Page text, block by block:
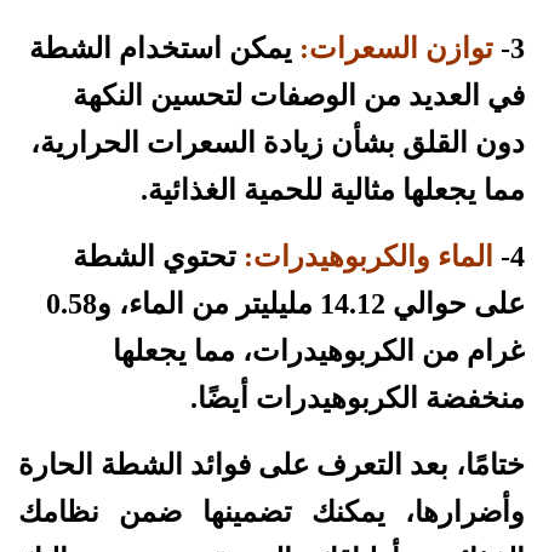
3- توازن السعرات: يمكن استخدام الشطة
في العديد من الوصفات لتحسين النكهة
دون القلق بشأن زيادة السعرات الحرارية،
مما يجعلها مثالية للحمية الغذائية.
4- الماء والكربوهيدرات: تحتوي الشطة
على حوالي 14.12 مليليتر من الماء، و0.58
غرام من الكربوهيدرات، مما يجعلها
منخفضة الكربوهيدرات أيضًا.
ختامًا، بعد التعرف على فوائد الشطة الحارة
وأضرارها، يمكنك تضمينها ضمن نظامك